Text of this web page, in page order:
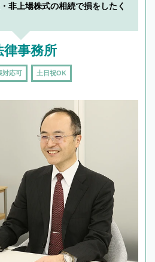
非上場株式の相続で損をしたく
律事務所
対応可 土日祝OK